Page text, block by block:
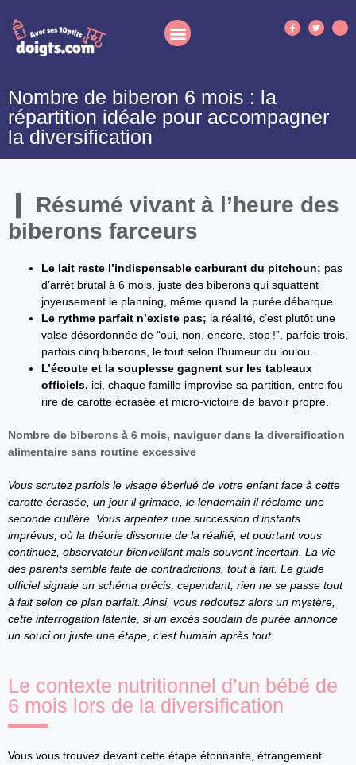
Nombre de biberon 6 mois : la
répartition idéale pour accompagner
la diversification
Résumé vivant à l’heure des
biberons farceurs
Le lait reste l’indispensable carburant du pitchoun; pas
d’arrêt brutal à 6 mois, juste des biberons qui squattent
joyeusement le planning, même quand la purée débarque.
Le rythme parfait n’existe pas; la réalité, c’est plutôt une
valse désordonnée de “oui, non, encore, stop !”, parfois trois,
parfois cinq biberons, le tout selon l’humeur du loulou.
L’écoute et la souplesse gagnent sur les tableaux
officiels, ici, chaque famille improvise sa partition, entre fou
rire de carotte écrasée et micro-victoire de bavoir propre.
Nombre de biberons à 6 mois, naviguer dans la diversification
alimentaire sans routine excessive
Vous scrutez parfois le visage éberlué de votre enfant face à cette
carotte écrasée, un jour il grimace, le lendemain il réclame une
seconde cuillère. Vous arpentez une succession d’instants
imprévus, où la théorie dissonne de la réalité, et pourtant vous
continuez, observateur bienveillant mais souvent incertain. La vie
des parents semble faite de contradictions, tout à fait. Le guide
officiel signale un schéma précis, cependant, rien ne se passe tout
à fait selon ce plan parfait. Ainsi, vous redoutez alors un mystère,
cette interrogation latente, si un excès soudain de purée annonce
un souci ou juste une étape, c’est humain après tout.
Le contexte nutritionnel d’un bébé de
6 mois lors de la diversification
Vous vous trouvez devant cette étape étonnante, étrangement